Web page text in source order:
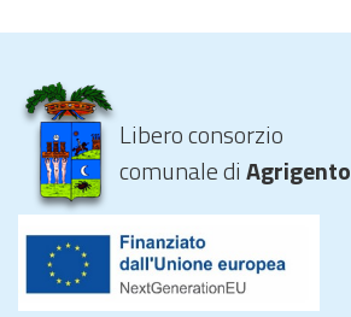
Libero consorzio
comunale diAgrigento